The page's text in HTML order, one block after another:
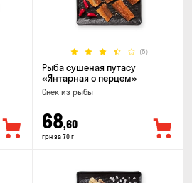
(8)
Рыба сушеная путасу
«Янтарная с перцем»
Снек из рыбы
68,60
грн за 70 г